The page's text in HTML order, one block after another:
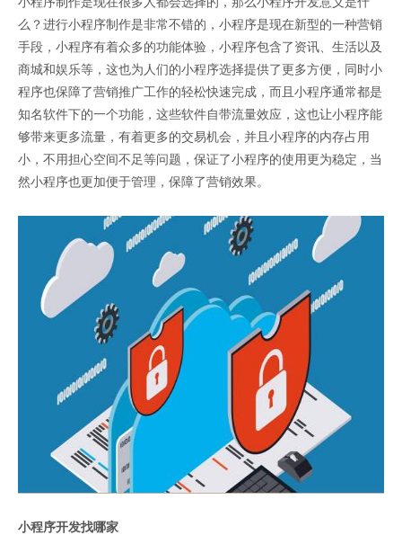
么？进行小程序制作是非常不错的，小程序是现在新型的一种营销
手段，小程序有着众多的功能体验，小程序包含了资讯、生活以及
商城和娱乐等，这也为人们的小程序选择提供了更多方便，同时小
程序也保障了营销推广工作的轻松快速完成，而且小程序通常都是
知名软件下的一个功能，这些软件自带流量效应，这也让小程序能
够带来更多流量，有着更多的交易机会，并且小程序的内存占用
小，不用担心空间不足等问题，保证了小程序的使用更为稳定，当
然小程序也更加便于管理，保障了营销效果。
小程序开发找哪家